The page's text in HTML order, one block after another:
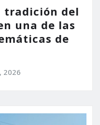
tradición del
una de las
de
2026